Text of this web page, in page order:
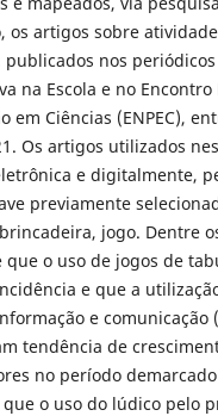
os artigos sobre
nos
na Escola e no
em Ciências (ENPEC),
Os artigos utilizados
e digitalmente,
previamente
jogo. Dentre
que o uso de jogos de
e que a
e comunicação
tendência de
no período
o uso do lúdico pelo